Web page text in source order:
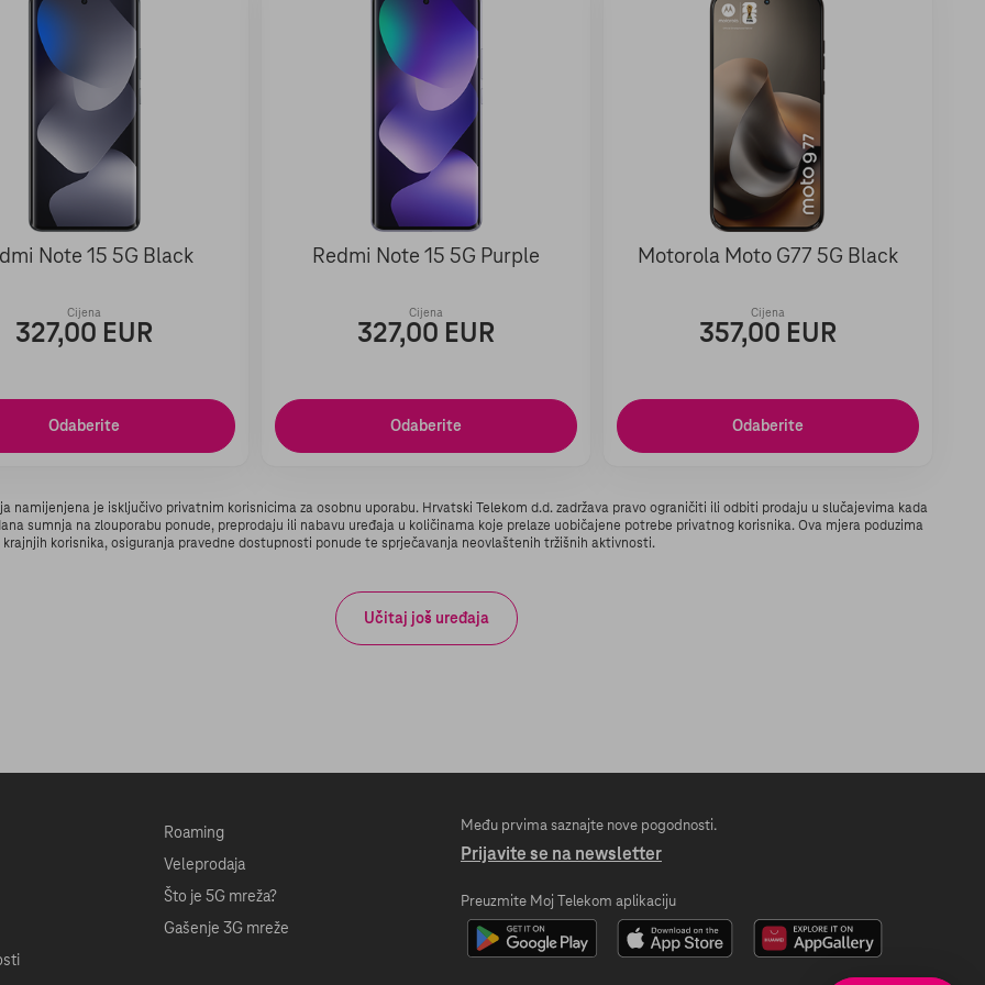
Note 15 5G Black
Cijena
327,00 EUR
Odaberite
Redmi Note 15 5G Purple
Cijena
327,00 EUR
Odaberite
Motorola Moto G77 5G Black
Cijena
357,00 EUR
Odaberite
namijenjena je isključivo privatnim korisnicima za osobnu uporabu. Hrvatski Telekom d.d. zadržava pravo ograničiti ili odbiti prodaju u slučajevima kada
sumnja na zlouporabu ponude, preprodaju ili nabavu uređaja u količinama koje prelaze uobičajene potrebe privatnog korisnika. Ova mjera poduzima
korisnika, osiguranja pravedne dostupnosti ponude te sprječavanja neovlaštenih tržišnih aktivnosti.
Učitaj još uređaja
Roaming
Veleprodaja
Što je 5G mreža?
Gašenje 3G mreže
Među prvima saznajte nove pogodnosti.
Prijavite se na newsletter
Preuzmite Moj Telekom aplikaciju